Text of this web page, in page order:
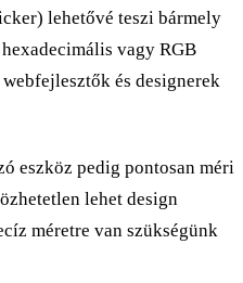
lehetővé teszi bármely
vagy RGB
és designerek
eszköz pedig pontosan méri
lehet design
méretre van szükségünk